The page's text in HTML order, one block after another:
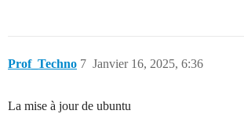
Prof_Techno Janvier 16, 2025, 6:36
7
La mise à jour de ubuntu